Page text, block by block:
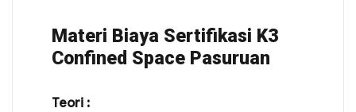
Materi Biaya Sertifikasi K3
Confined Space Pasuruan
Teori :